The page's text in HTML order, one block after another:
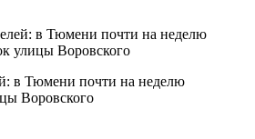
в Тюмени почти на неделю
улицы Воровского